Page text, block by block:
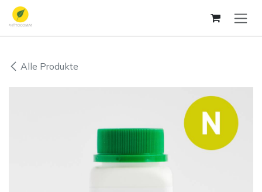
Zum Inhalt springen
Alle Produkte